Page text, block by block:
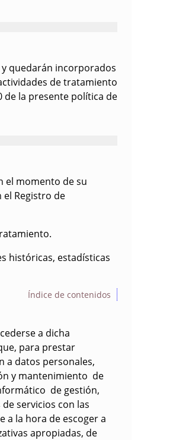
quedarán incorporados
de tratamiento
de la presente política de
el momento de su
Registro de
históricas, estadísticas
Índice de contenidos
a dicha
para prestar
a datos personales,
y mantenimiento de
de gestión,
servicios con las
a la hora de escoger a
apropiadas, de